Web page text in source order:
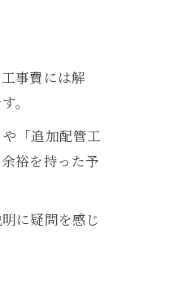
事費には解
。
「追加配管工
裕を持った予
に疑問を感じ